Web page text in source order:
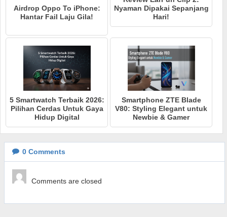
Airdrop Oppo To iPhone:
Hantar Fail Laju Gila!
Nyaman Dipakai Sepanjang
Hari!
5 Smartwatch Terbaik 2026:
Pilihan Cerdas Untuk Gaya
Hidup Digital
Smartphone ZTE Blade
V80: Styling Elegant untuk
Newbie & Gamer
0 Comments
Comments are closed